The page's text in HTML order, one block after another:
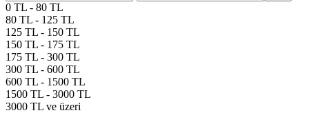
0 TL - 80 TL
80 TL - 125 TL
125 TL - 150 TL
150 TL - 175 TL
175 TL - 300 TL
300 TL - 600 TL
600 TL - 1500 TL
1500 TL - 3000 TL
3000 TL ve üzeri